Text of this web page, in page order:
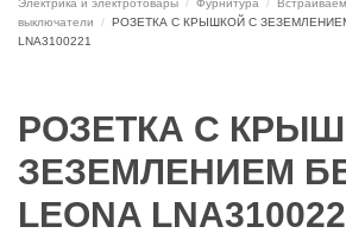
Электрика и электротовары Фурнитура
выключатели
РОЗЕТКА С КРЫШКОЙ С
LNA3100221
РОЗЕТКА С
ЗЕЗЕМЛЕНИЕМ
LEONA